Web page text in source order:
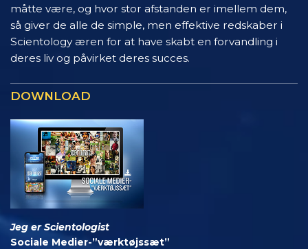
måtte være, og hvor stor afstanden er imellem dem,
så giver de alle de simple, men effektive redskaber i
Scientology æren for at have skabt en forvandling i
deres liv og påvirket deres succes.
DOWNLOAD
Jeg er Scientologist
Sociale Medier-”værktøjssæt”